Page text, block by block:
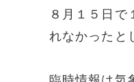
８月１５日で
れなかったと